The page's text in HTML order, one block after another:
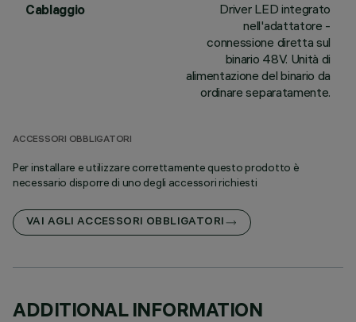
Cablaggio
Driver LED integrato
nell'adattatore -
connessione diretta sul
binario 48V. Unità di
alimentazione del binario da
ordinare separatamente.
ACCESSORI OBBLIGATORI
Per installare e utilizzare correttamente questo prodotto è
necessario disporre di uno degli accessori richiesti
VAI AGLI ACCESSORI OBBLIGATORI
ADDITIONAL INFORMATION